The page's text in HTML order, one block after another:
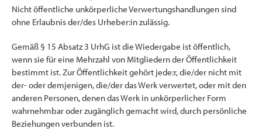
Nicht öffentliche unkörperliche Verwertungshandlungen sind
ohne Erlaubnis der/des Urheber:in zulässig.
Gemäß § 15 Absatz 3 UrhG ist die Wiedergabe ist öffentlich,
wenn sie für eine Mehrzahl von Mitgliedern der Öffentlichkeit
bestimmt ist. Zur Öffentlichkeit gehört jede:r, die/der nicht mit
der- oder demjenigen, die/der das Werk verwertet, oder mit den
anderen Personen, denen das Werk in unkörperlicher Form
wahrnehmbar oder zugänglich gemacht wird, durch persönliche
Beziehungen verbunden ist.